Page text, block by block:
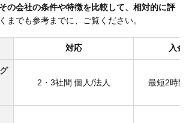
の会社の条件や特徴を比較して、相対的に評
までも参考までに、ご覧ください。
対応 入
2・3社間 個人/法人 最短2時